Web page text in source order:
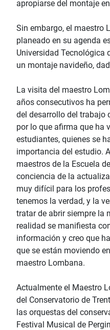
apropiarse del montaje
Sin embargo, el maestro
planeado en su agenda
Universidad Tecnológica
un montaje navideño,
La visita del maestro
años consecutivos ha
del desarrollo del trabajo
por lo que afirma que ha
estudiantes, quienes se
importancia del estudio.
maestros de la Escuela
conciencia de la
muy difícil para los
tenemos la verdad, y la
tratar de abrir siempre la
realidad se manifiesta
información y creo que
que se están moviendo
maestro Lombana.
Actualmente el Maestro
del Conservatorio de
las orquestas del
Festival Musical de